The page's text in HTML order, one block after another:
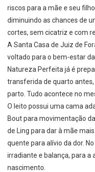
riscos para a mãe e seu
diminuindo as chances de
cortes, sem cicatriz e com
A Santa Casa de Juiz de
voltado para o bem-estar
Natureza Perfeita já é
transferida de quarto
parto. Tudo acontece no
O leito possui uma cama
Bout para movimentação
de Ling para dar à mãe
quente para alívio da dor.
irradiante e balança, para a
nascimento.